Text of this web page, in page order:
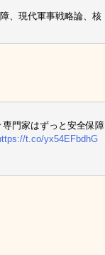
、現代軍事戦略論、核
門家はずっと安全保障
t.co/yx54EFbdhG